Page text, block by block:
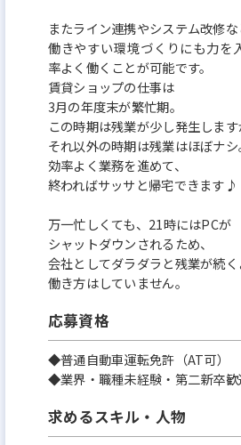
またライン連携やシステム改修
働きやすい環境づくりにも力を
率よく働くことが可能です。
賃貸ショップの仕事は
3月の年度末が繁忙期。
この時期は残業が少し発生します
それ以外の時期は残業はほぼナシ
効率よく業務を進めて、
終わればサッサと帰宅できます♪
万一忙しくても、21時にはPCが
シャットダウンされるため、
会社としてダラダラと残業が続
働き方はしていません。
応募資格
◆普通自動車運転免許（AT可）
◆業界・職種未経験・第二新卒歓
求めるスキル・人物